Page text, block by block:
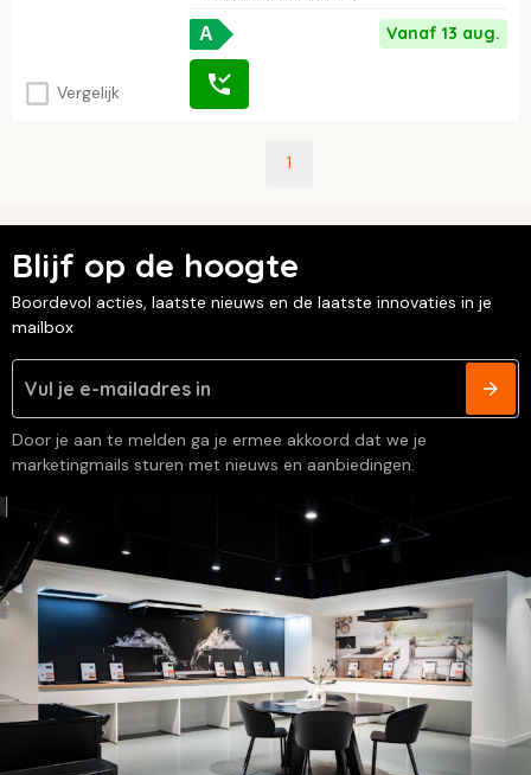
Vergelijk
A Vanaf 13 aug.
1
Blijf op de hoogte
Boordevol acties, laatste nieuws en de laatste innovaties in je
mailbox
Door je aan te melden ga je ermee akkoord dat we je
marketingmails sturen met nieuws en aanbiedingen.